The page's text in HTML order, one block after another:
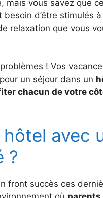
vous savez que
d’être stimulés
relaxation que vous
! Vos
un séjour dans un
chacun de votre
avec
?
front succès ces